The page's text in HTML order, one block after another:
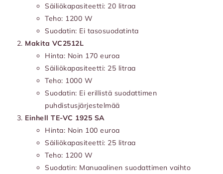
Säiliökapasiteetti: 20 litraa
Teho: 1200 W
Suodatin: Ei tasosuodatinta
Makita VC2512L
Hinta: Noin 170 euroa
Säiliökapasiteetti: 25 litraa
Teho: 1000 W
Suodatin: Ei erillistä suodattimen
puhdistusjärjestelmää
Einhell TE-VC 1925 SA
Hinta: Noin 100 euroa
Säiliökapasiteetti: 25 litraa
Teho: 1200 W
Suodatin: Manuaalinen suodattimen vaihto